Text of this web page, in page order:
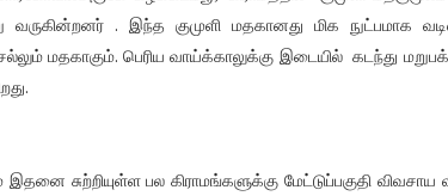
வருகின்றனர் . இந்த குமுளி மதகானது மிக நுட்பமாக
மதகாகும். பெரிய வாய்க்காலுக்கு இடையில் கடந்து
சுற்றியுள்ள பல கிராமங்களுக்கு மேட்டுப்பகுதி